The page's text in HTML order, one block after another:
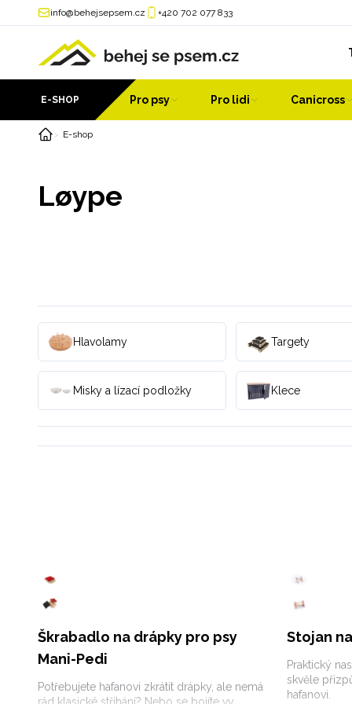
info@behejsepsem.cz +420 702 077 833
E-SHOP Pro psy Pro lidi Canicross
E-shop
Løype
Hlavolamy Targety
Misky a lízací podložky Klece
Škrabadlo na drápky pro psy
Mani-Pedi
Potřebujete hafanovi zkrátit drápky, ale nemá
Stojan
Praktický
skvěle
hafanovi.